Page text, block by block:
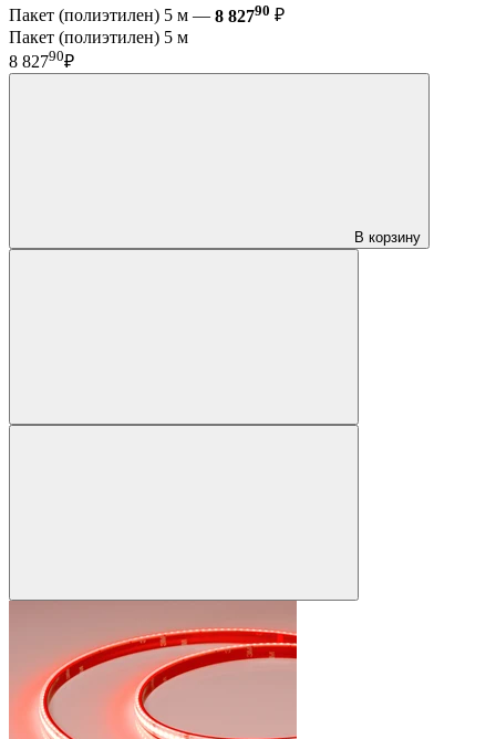
Пакет (полиэтилен) 5 м — 8 82790 ₽
Пакет (полиэтилен) 5 м
8 82790₽
В корзину